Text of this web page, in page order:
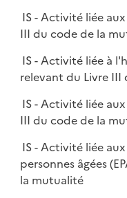
IS - Activité liée
III du code de la
IS - Activité liée à
relevant du Livre
IS - Activité liée
III du code de la
IS - Activité liée
personnes âgées
la mutualité